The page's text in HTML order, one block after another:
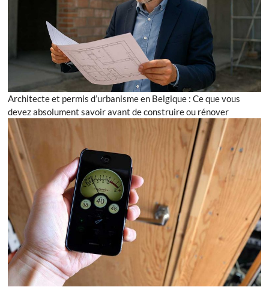
Architecte et permis d’urbanisme en Belgique : Ce que vous
devez absolument savoir avant de construire ou rénover